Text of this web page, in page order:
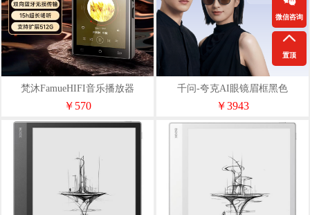
梵沐FamueHIFI音乐播放器
BF31（2+16G）
￥570
千问-夸克AI眼镜眉框黑色
_2+64GB
￥3943
微信咨询
置顶